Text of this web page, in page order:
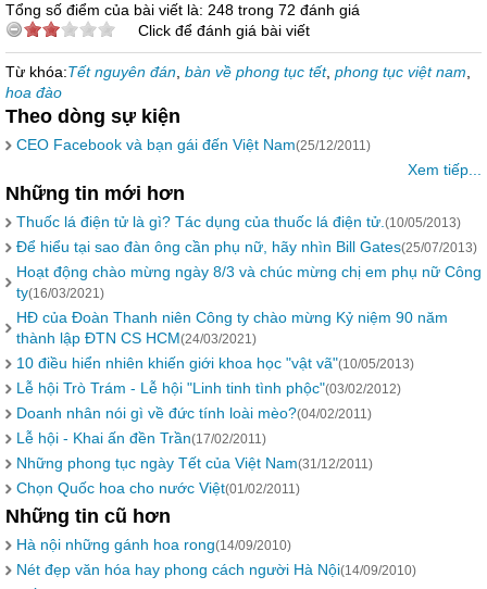
Tổng số điểm của bài viết là: 248 trong 72 đánh giá
Click để đánh giá bài viết
Từ khóa:Tết nguyên đán bàn về phong tục tết, phong tục việt nam
hoa đào
Theo dòng sự kiện
CEO Facebook và bạn gái đến Việt Nam(25/12/2011)
Xem tiếp...
Những tin mới hơn
Thuốc lá điện tử là gì? Tác dụng của thuốc lá điện tử. (10/05/2013)
Để hiểu tại sao đàn ông cần phụ nữ, hãy nhìn Bill Gates(25/07/2013)
Hoạt động chào mừng ngày 8/3 và chúc mừng chị em phụ nữ Công
ty(16/03/2021)
HĐ của Đoàn Thanh niên Công ty chào mừng Kỷ niệm 90 năm
thành lập ĐTN CS HCM(24/03/2021)
10 điều hiển nhiên khiến giới khoa học "vật vã"(10/05/2013)
Lễ hội Trò Trám - Lễ hội "Linh tinh tình phộc"(03/02/2012)
Doanh nhân nói gì về đức tính loài mèo?(04/02/2011)
Lễ hội - Khai ấn đền Trần(17/02/2011)
Những phong tục ngày Tết của Việt Nam(31/12/2011)
Chọn Quốc hoa cho nước Việt(01/02/2011)
Những tin cũ hơn
Hà nội những gánh hoa rong(14/09/2010)
Nét đẹp văn hóa hay phong cách người Hà Nội(14/09/2010)